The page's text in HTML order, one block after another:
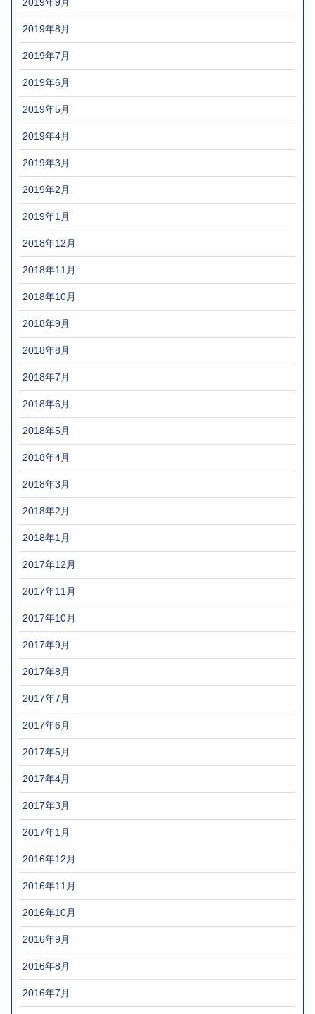
2019年9月
2019年8月
2019年7月
2019年6月
2019年5月
2019年4月
2019年3月
2019年2月
2019年1月
2018年12月
2018年11月
2018年10月
2018年9月
2018年8月
2018年7月
2018年6月
2018年5月
2018年4月
2018年3月
2018年2月
2018年1月
2017年12月
2017年11月
2017年10月
2017年9月
2017年8月
2017年7月
2017年6月
2017年5月
2017年4月
2017年3月
2017年1月
2016年12月
2016年11月
2016年10月
2016年9月
2016年8月
2016年7月